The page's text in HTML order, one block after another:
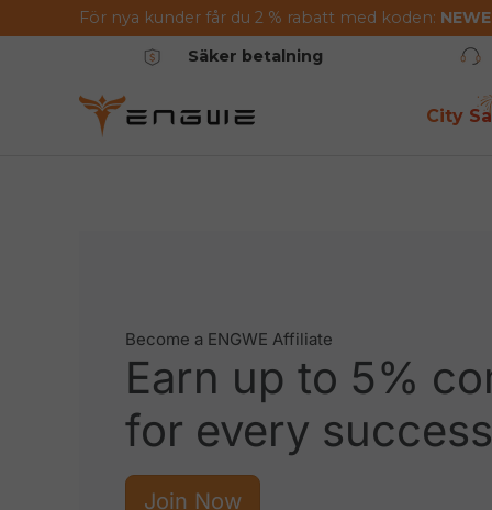
Hoppa till innehållet
För nya kunder får du 2 % rabatt med koden: NEW
Säker betalning
City